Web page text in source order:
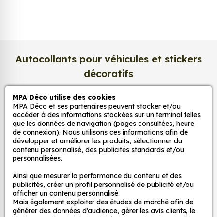
légèrement satiné. Ce support haut de gamme
garantit une excellente stabilité dans le temps, une
surface lisse au toucher, et une fidélité des teintes
éclat, sans reflets gênants ni décoloration due à la
lumière.
Une impression photo professionnelle
haute définition
Chaque affiche est produite avec des
rendu d’image précis et durable. Nos imprimantes
grand format sont calibrées pour reproduire
fidèlement les couleurs de votre fichier, qu’il
Autocollants pour véhicules et stickers
décoratifs
MPA Déco
Nos services
Nos sites
Mon Compte
MPA Déco utilise des cookies
MPA Déco et ses partenaires peuvent stocker et/ou
accéder à des informations stockées sur un terminal telles
que les données de navigation (pages consultées, heure
de connexion). Nous utilisons ces informations afin de
développer et améliorer les produits, sélectionner du
contenu personnalisé, des publicités standards et/ou
personnalisées.
Ainsi que mesurer la performance du contenu et des
publicités, créer un profil personnalisé de publicité et/ou
afficher un contenu personnalisé.
Mais également exploiter des études de marché afin de
générer des données d’audience, gérer les avis clients, le